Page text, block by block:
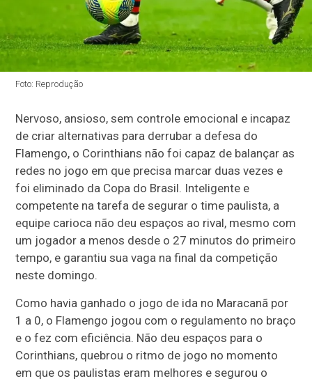
Foto: Reprodução
Nervoso, ansioso, sem controle emocional e incapaz
de criar alternativas para derrubar a defesa do
Flamengo, o Corinthians não foi capaz de balançar as
redes no jogo em que precisa marcar duas vezes e
foi eliminado da Copa do Brasil. Inteligente e
competente na tarefa de segurar o time paulista, a
equipe carioca não deu espaços ao rival, mesmo com
um jogador a menos desde o 27 minutos do primeiro
tempo, e garantiu sua vaga na final da competição
neste domingo.
Como havia ganhado o jogo de ida no Maracanã por
1 a 0, o Flamengo jogou com o regulamento no braço
e o fez com eficiência. Não deu espaços para o
Corinthians, quebrou o ritmo de jogo no momento
em que os paulistas eram melhores e segurou o